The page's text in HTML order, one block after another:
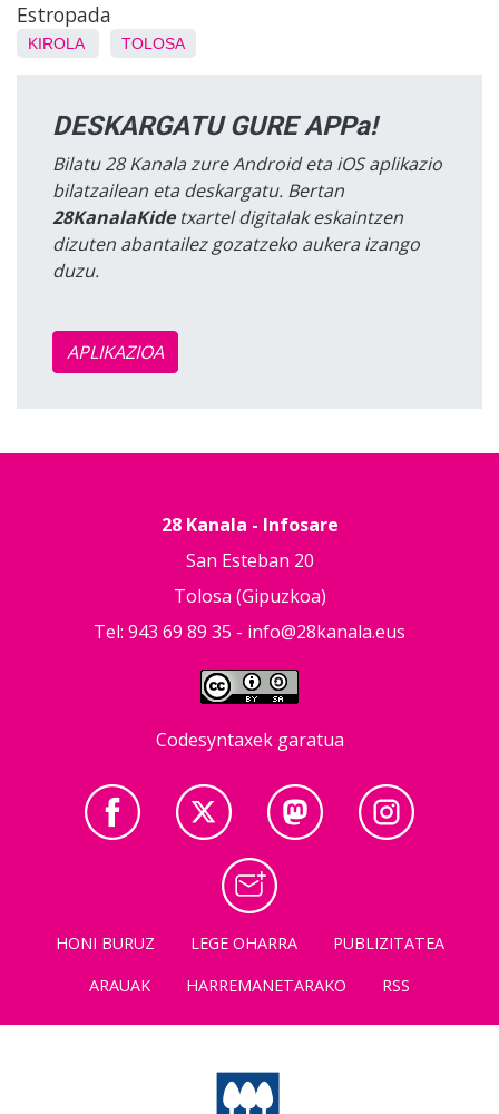
Estropada
KIROLA TOLOSA
DESKARGATU GURE APPa!
Bilatu 28 Kanala zure Android eta iOS aplikazio
bilatzailean eta deskargatu. Bertan
28KanalaKidetxartel digitalak eskaintzen
dizuten abantailez gozatzeko aukera izango
duzu.
APLIKAZIOA
28 Kanala - Infosare
San Esteban 20
Tolosa (Gipuzkoa)
Tel: 943 69 89 35 - info@28kanala.eus
Codesyntaxek garatua
HONI BURUZ LEGE OHARRA
PUBLIZITATEA
ARAUAK
HARREMANETARAKO RSS